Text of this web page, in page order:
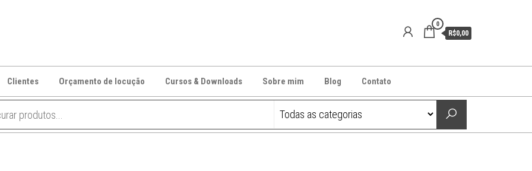
0
R$0,00
Clientes Orçamento de locução Cursos & Downloads Sobre mim Blog Contato